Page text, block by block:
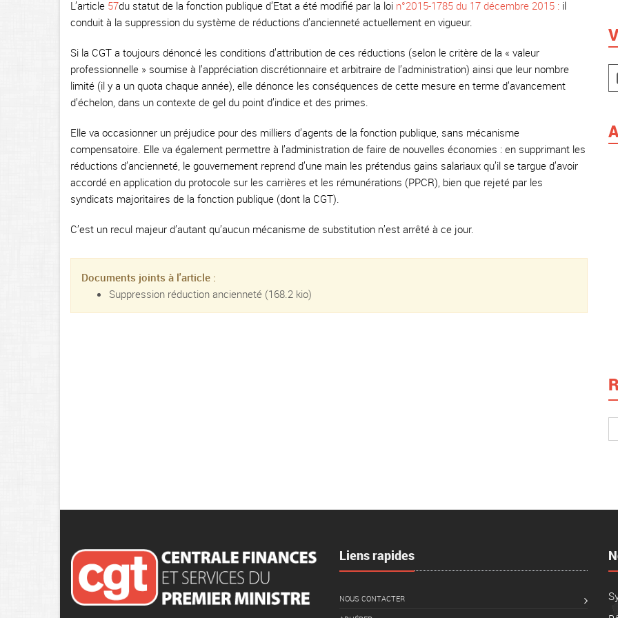
L’article 57du statut de la fonction publique d’Etat a été modifié par la loi n°2015-1785 du 17 décembre 2015 : il
conduit à la suppression du système de réductions d’ancienneté actuellement en vigueur.
Si la CGT a toujours dénoncé les conditions d’attribution de ces réductions (selon le critère de la « valeur
professionnelle » soumise à l’appréciation discrétionnaire et arbitraire de l’administration) ainsi que leur nombre
limité (il y a un quota chaque année), elle dénonce les conséquences de cette mesure en terme d’avancement
d’échelon, dans un contexte de gel du point d’indice et des primes.
Elle va occasionner un préjudice pour des milliers d’agents de la fonction publique, sans mécanisme
compensatoire. Elle va également permettre à l’administration de faire de nouvelles économies : en supprimant les
réductions d’ancienneté, le gouvernement reprend d’une main les prétendus gains salariaux qu’il se targue d’avoir
accordé en application du protocole sur les carrières et les rémunérations (PPCR), bien que rejeté par les
syndicats majoritaires de la fonction publique (dont la CGT).
C’est un recul majeur d’autant qu’aucun mécanisme de substitution n’est arrêté à ce jour.
Documents joints à l'article :
Suppression réduction ancienneté (168.2 kio)
Liens rapides
NOUS CONTACTER